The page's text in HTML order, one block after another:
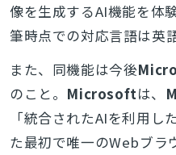
像を生成するAI機能を体
筆時点での対応言語は英
また、同機能は今後
のこと。 Microsoftは、
「統合されたAIを利用し
た最初で唯一のWebブラ